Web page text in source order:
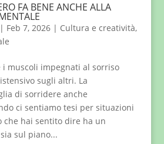
FA BENE ANCHE ALLA
| Feb 7, 2026| Cultura e creatività,
i muscoli impegnati al sorriso
sugli altri. La
di sorridere anche
ci sentiamo tesi per situazioni
che hai sentito dire ha un
sul piano...